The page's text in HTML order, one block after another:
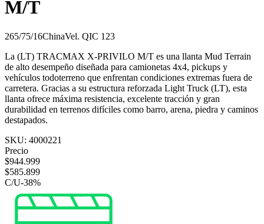
M/T
265/75/16ChinaVel. QIC 123
La (LT) TRACMAX X-PRIVILO M/T es una llanta Mud Terrain
de alto desempeño diseñada para camionetas 4x4, pickups y
vehículos todoterreno que enfrentan condiciones extremas fuera de
carretera. Gracias a su estructura reforzada Light Truck (LT), esta
llanta ofrece máxima resistencia, excelente tracción y gran
durabilidad en terrenos difíciles como barro, arena, piedra y caminos
destapados.
SKU: 4000221
Precio
$944.999
$585.899
C/U-38%